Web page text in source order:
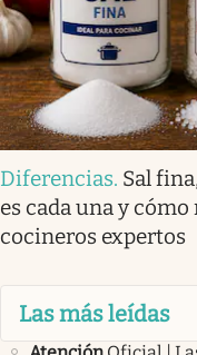
Diferencias. Sal
es cada una y
cocineros expertos
Las más leídas